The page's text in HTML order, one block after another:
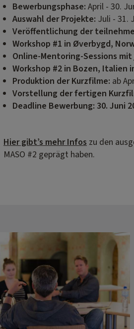
Bewerbungsphase: April - 30.
Auswahl der Projekte: Juli - 31.
Veröffentlichung der
Workshop #1 in Øverbygd,
Online-Mentoring-Sessions
Workshop #2 in Bozen, Italien
Produktion der Kurzfilme: ab
Vorstellung der fertigen
Deadline Bewerbung: 30. Juni
Hier gibt’s mehr Infos zu den
MASO #2 geprägt haben.